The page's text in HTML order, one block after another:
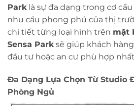
Parklà sự đa dạng trong cơ
nhu cầu phong phú của thị
chi tiết từng loại hình trên mặt
Sensa Parksẽ giúp khách
đầu tư hoặc an cư phù hợp
Đa Dạng Lựa Chọn Từ Studio
Phòng Ngủ